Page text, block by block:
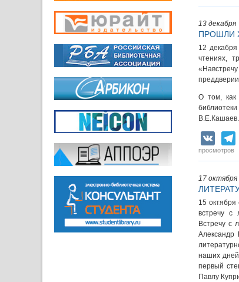
13 декабря
ПРОШЛИ
12
чтениях,
О том, как
В.Е.Кашаев.
VK
просмотров
17 октября
15 октября
встречу с
Встречу с
Александр
наших
первый
Павлу